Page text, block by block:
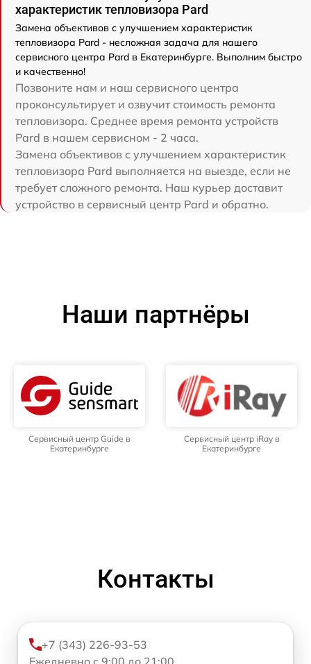
характеристик тепловизора Pard
Замена объективов с улучшением характеристик
тепловизора Pard - несложная задача для нашего
сервисного центра Pard в Екатеринбурге. Выполним быстро
и качественно!
Позвоните нам и наш сервисного центра
проконсультирует и озвучит стоимость ремонта
тепловизора. Среднее время ремонта устройств
Pard в нашем сервисном - 2 часа.
Замена объективов с улучшением характеристик
тепловизора Pard выполняется на выезде, если не
требует сложного ремонта. Наш курьер доставит
устройство в сервисный центр Pard и обратно.
Наши партнёры
Сервисный центр Guide в
Екатеринбурге
Сервисный центр iRay в
Екатеринбурге
Контакты
+7 (343) 226-93-53
Ежедневно с 9:00 до 21:00